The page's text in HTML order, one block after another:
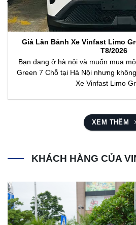
Giá Lăn Bánh Xe Vinfast Limo
T8/2026
Bạn đang ở hà nội và muốn mua
Green 7 Chỗ tại Hà Nội nhưng
Xe Vinfast Limo
XEM THÊM
KHÁCH HÀNG CỦA